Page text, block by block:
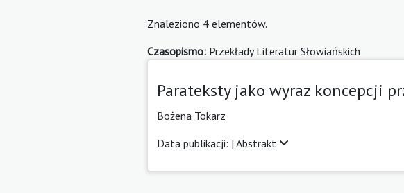
Znaleziono 4 elementów.
Czasopismo: Przekłady Literatur Słowiańskich
Parateksty jako wyraz koncepcji
Bożena Tokarz
Data publikacji: | Abstrakt